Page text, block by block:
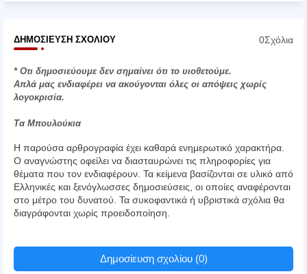
ΔΗΜΟΣΊΕΥΣΗ ΣΧΟΛΊΟΥ 0Σχόλια
* Οτι δημοσιεύουμε δεν σημαίνει ότι το υιοθετούμε.
Απλά μας ενδιαφέρει να ακούγονται όλες οι απόψεις χωρίς
λογοκρισία.
Τα Μπουλούκια
Η παρούσα αρθρογραφία έχει καθαρά ενημερωτικό χαρακτήρα.
Ο αναγνώστης οφείλει να διασταυρώνει τις πληροφορίες για
θέματα που τον ενδιαφέρουν. Τα κείμενα βασίζονται σε υλικό από
Ελληνικές και ξενόγλωσσες δημοσιεύσεις, οι οποίες αναφέρονται
στο μέτρο του δυνατού. Τα συκοφαντικά ή υβριστικά σχόλια θα
διαγράφονται χωρίς προειδοποίηση.
Δημοσίευση σχολίου (0)